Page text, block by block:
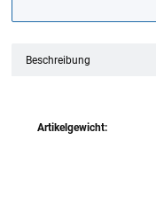
Beschreibung
Artikelgewicht: